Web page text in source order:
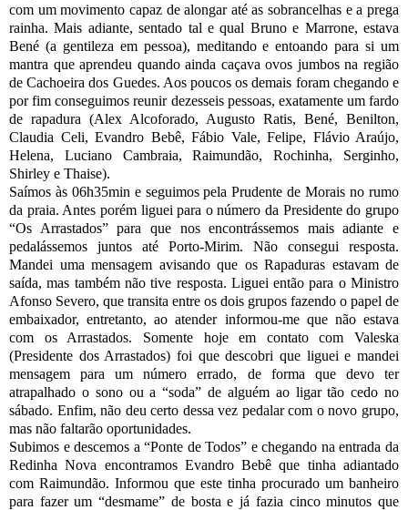
com um movimento capaz de alongar até as sobrancelhas e a prega
rainha. Mais adiante, sentado tal e qual Bruno e Marrone, estava
Bené (a gentileza em pessoa), meditando e entoando para si um
mantra que aprendeu quando ainda caçava ovos jumbos na região
de Cachoeira dos Guedes. Aos poucos os demais foram chegando e
por fim conseguimos reunir dezesseis pessoas, exatamente um fardo
de rapadura (Alex Alcoforado, Augusto Ratis, Bené, Benilton,
Claudia Celi, Evandro Bebê, Fábio Vale, Felipe, Flávio Araújo,
Helena, Luciano Cambraia, Raimundão, Rochinha, Serginho,
Shirley e Thaise).
Saímos às 06h35min e seguimos pela Prudente de Morais no rumo
da praia. Antes porém liguei para o número da Presidente do grupo
“Os Arrastados” para que nos encontrássemos mais adiante e
pedalássemos juntos até Porto-Mirim. Não consegui resposta.
Mandei uma mensagem avisando que os Rapaduras estavam de
saída, mas também não tive resposta. Liguei então para o Ministro
Afonso Severo, que transita entre os dois grupos fazendo o papel de
embaixador, entretanto, ao atender informou-me que não estava
com os Arrastados. Somente hoje em contato com Valeska
(Presidente dos Arrastados) foi que descobri que liguei e mandei
mensagem para um número errado, de forma que devo ter
atrapalhado o sono ou a “soda” de alguém ao ligar tão cedo no
sábado. Enfim, não deu certo dessa vez pedalar com o novo grupo,
mas não faltarão oportunidades.
Subimos e descemos a “Ponte de Todos” e chegando na entrada da
Redinha Nova encontramos Evandro Bebê que tinha adiantado
com Raimundão. Informou que este tinha procurado um banheiro
para fazer um “desmame” de bosta e já fazia cinco minutos que